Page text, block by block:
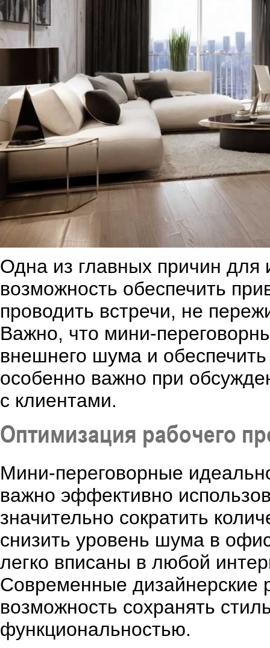
Одна из главных причин для
возможность обеспечить
проводить встречи, не
Важно, что мини-
внешнего шума и
особенно важно при
с клиентами.
Оптимизация рабочего
Мини-переговорные
важно эффективно
значительно сократить
снизить уровень шума в
легко вписаны в любой
Современные дизайнерские
возможность сохранять
функциональностью.